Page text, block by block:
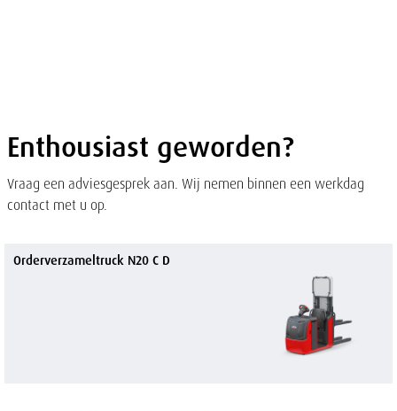
Orderverzameltruck N20 C D
Enthousiast geworden?
Vraag een adviesgesprek aan. Wij nemen binnen een werkdag
contact met u op.